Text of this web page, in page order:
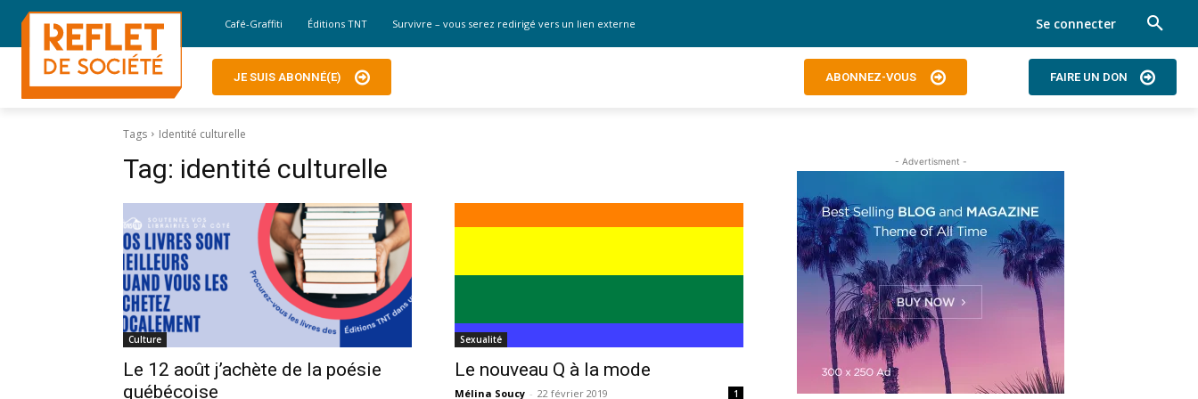
Café-Graffiti Éditions TNT Survivre – vous serez redirigé vers un lien externe Se connecter
JE SUIS ABONNÉ(E) ABONNEZ-VOUS FAIRE UN DON
Tags Identité culturelle
Tag: identité culturelle
Culture
Le 12 août j’achète de la poésie
québécoise
Sexualité
Le nouveau Q à la mode
Mélina Soucy - 22 février 2019 1
- Advertisment -